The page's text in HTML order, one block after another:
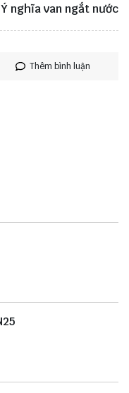
Ý nghĩa van ngắt nước
Thêm bình luận